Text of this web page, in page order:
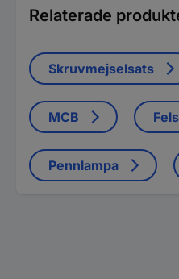
Relaterade
Skruvmejselsats
MCB
Pennlampa